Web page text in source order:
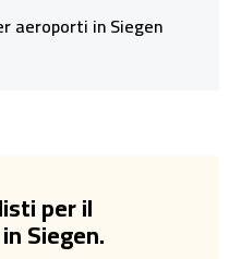
aeroporti in Siegen
per il
Siegen.